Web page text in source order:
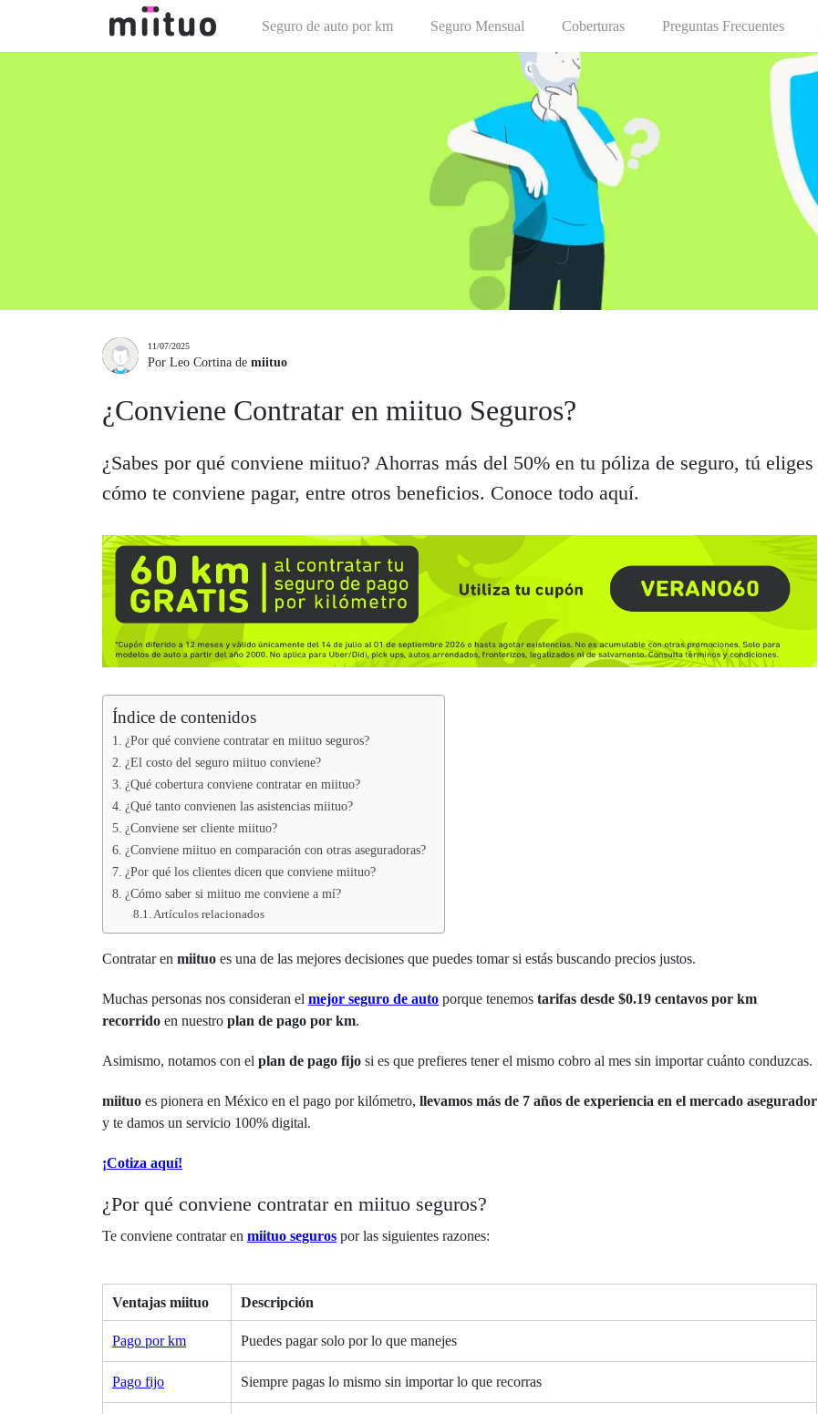
Seguro de auto por km Seguro Mensual Coberturas Preguntas Frecuentes
11/07/2025
Por Leo Cortina de miituo
¿Conviene Contratar en miituo Seguros?
¿Sabes por qué conviene miituo? Ahorras más del 50% en tu póliza de seguro, tú eliges
cómo te conviene pagar, entre otros beneficios. Conoce todo aquí.
Índice de contenidos
¿Por qué conviene contratar en miituo seguros?
¿El costo del seguro miituo conviene?
¿Qué cobertura conviene contratar en miituo?
¿Qué tanto convienen las asistencias miituo?
¿Conviene ser cliente miituo?
¿Conviene miituo en comparación con otras aseguradoras?
¿Por qué los clientes dicen que conviene miituo?
¿Cómo saber si miituo me conviene a mí?
Artículos relacionados
Contratar en miituo es una de las mejores decisiones que puedes tomar si estás buscando precios justos.
Muchas personas nos consideran el mejor seguro de auto porque tenemos tarifas desde $0.19 centavos por km
recorrido en nuestro plan de pago por km.
Asimismo, notamos con el plan de pago fijo si es que prefieres tener el mismo cobro al mes sin importar cuánto conduzcas.
miituo es pionera en México en el pago por kilómetro, llevamos más de 7 años de experiencia en el mercado asegurador
y te damos un servicio 100% digital.
¡Cotiza aquí!
¿Por qué conviene contratar en miituo seguros?
Te conviene contratar en miituo seguros por las siguientes razones:
Ventajas miituo Descripción
Pago por km Puedes pagar solo por lo que manejes
Pago fijo Siempre pagas lo mismo sin importar lo que recorras